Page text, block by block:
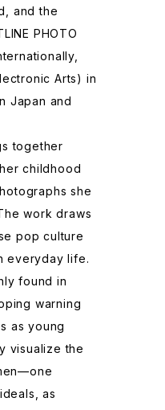
and the
PHOTO
Arts) in
Japan and
together
childhood
she
work draws
pop culture
everyday life.
found in
warning
as young
visualize the
as